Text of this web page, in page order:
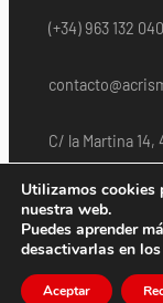
(+34) 963 132 040
C/ la Martina 14,
Utilizamos cookies
nuestra web.
Puedes aprender
desactivarlas en los
Aceptar